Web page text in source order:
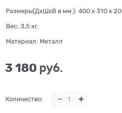
Размеры(ДхШхВ в мм.): 400 x 310 x 20
Вес: 3,5 кг.
Материал: Металл
3 180 руб.
Количество: